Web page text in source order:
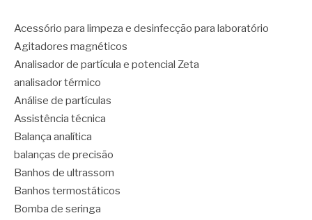
Acessório para limpeza e desinfecção para laboratório
Agitadores magnéticos
Analisador de partícula e potencial Zeta
analisador térmico
Análise de partículas
Assistência técnica
Balança analítica
balanças de precisão
Banhos de ultrassom
Banhos termostáticos
Bomba de seringa